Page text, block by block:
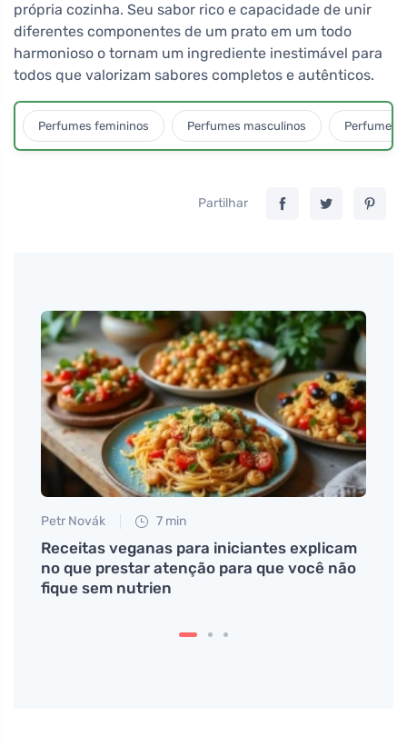
própria cozinha. Seu sabor rico e capacidade de unir
diferentes componentes de um prato em um todo
harmonioso o tornam um ingrediente inestimável para
todos que valorizam sabores completos e autênticos.
Perfumes femininos Perfumes masculinos Perfumes
Partilhar
Petr Novák 7 min
Receitas veganas para iniciantes explicam
no que prestar atenção para que você não
fique sem nutrien